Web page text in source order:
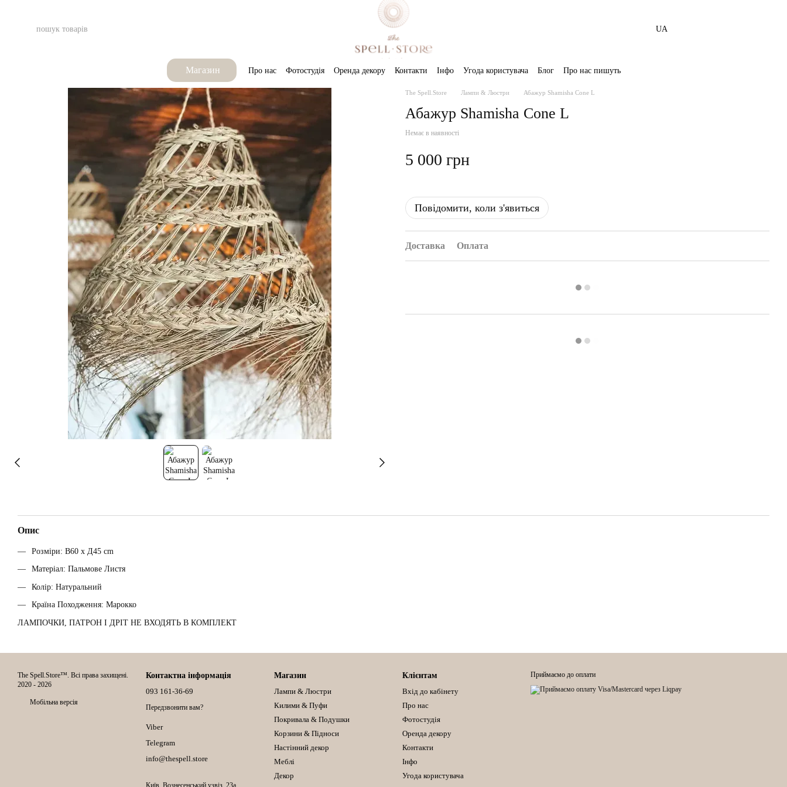
UA
Магазин Про нас Фотостудія Оренда декору Контакти Інфо Угода користувача Блог Про нас пишуть
The Spell.Store Лампи & Люстри Абажур Shamisha Cone L
Абажур Shamisha Cone L
Немає в наявності
5 000 грн
Повідомити, коли з'явиться
Доставка Оплата
Опис
Розміри: В60 х Д45 cm
Матеріал: Пальмове Листя
Колір: Натуральний
Країна Походження: Марокко
ЛАМПОЧКИ, ПАТРОН І ДРІТ НЕ ВХОДЯТЬ В КОМПЛЕКТ
The Spell.Store™. Всі права захищені.
2020 - 2026
Мобільна версія
Контактна інформація
093 161-36-69
Передзвонити вам?
Viber
Telegram
info@thespell.store
Київ, Вознесенський узвіз, 23а,
Магазин
Лампи & Люстри
Килими & Пуфи
Покривала & Подушки
Корзини & Підноси
Настінний декор
Меблі
Декор
Клієнтам
Вхід до кабінету
Про нас
Фотостудія
Оренда декору
Контакти
Інфо
Угода користувача
Приймаємо до оплати